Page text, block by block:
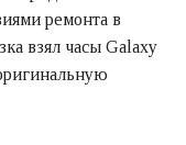
ремонта в
взял часы Galaxy